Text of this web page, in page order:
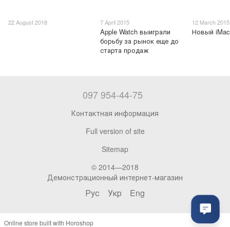
22 August 2018 7 April 2015
Apple Watch выиграли
борьбу за рынок еще до
старта продаж
12 March 2015
Новый
097 954-44-75
Контактная информация
Full version of site
Sitemap
© 2014—2018
Демонстрационный интернет-магазин
Рус Укр Eng
Online store built with Horoshop